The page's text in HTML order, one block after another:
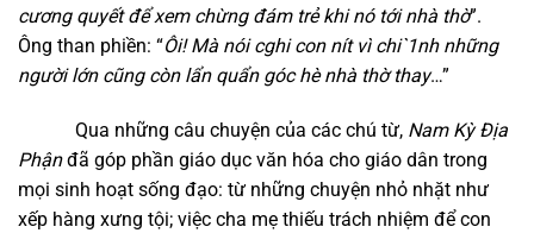
cương quyết để xem chừng đám trẻ khi nó tới nhà thờ”.
Ông than phiền: “Ôi! Mà nói cghi con nít vì chi`1nh những
người lớn cũng còn lẩn quẩn góc hè nhà thờ thay…”
Qua những câu chuyện của các chú từ, Nam Kỳ Địa
Phậnđã góp phần giáo dục văn hóa cho giáo dân trong
mọi sinh hoạt sống đạo: từ những chuyện nhỏ nhặt như
xếp hàng xưng tội; việc cha mẹ thiếu trách nhiệm để con